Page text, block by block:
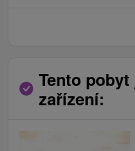
Tento
zařízení: